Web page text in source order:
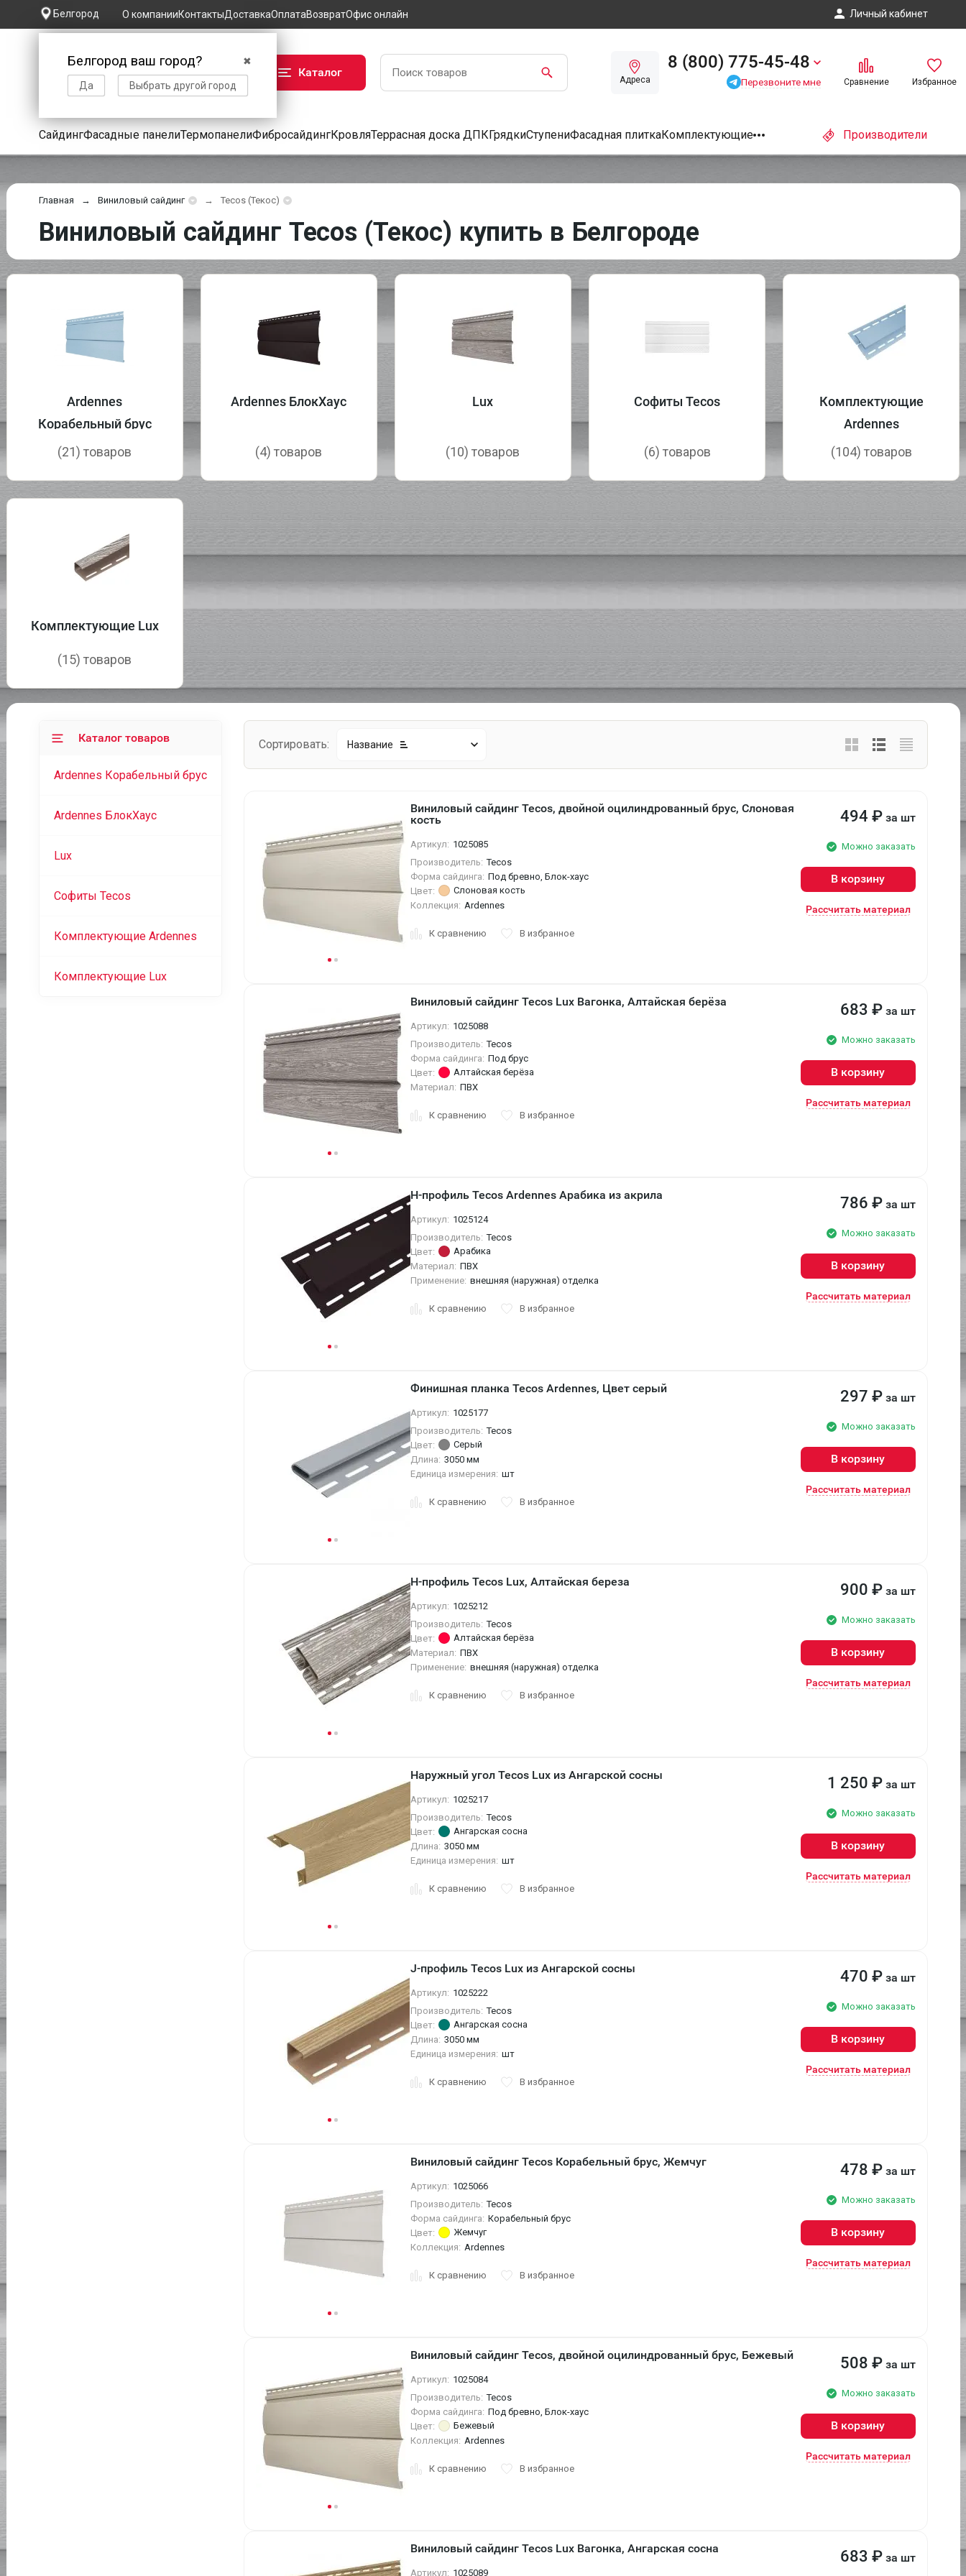
Белгород
✖
Белгород ваш город?
Да Выбрать другой город
О компанииКонтактыДоставкаОплатаВозвратОфис онлайн Личный кабинет
Каталог
Адреса
8 (800) 775-45-48
Перезвоните мне Сравнение Избранное
СайдингФасадные панелиТермопанелиФибросайдингКровляТеррасная доска ДПКГрядкиСтупениФасадная плиткаКомплектующие Производители
Главная Виниловый сайдинг Tecos (Текос)
Виниловый сайдинг Tecos (Текос) купить в Белгороде
Ardennes
Корабельный брус
(21) товаров
Ardennes БлокХаус
(4) товаров
Lux
(10) товаров
Софиты Tecos
(6) товаров
Комплектующие
Ardennes
(104) товаров
Комплектующие Lux
(15) товаров
Сортировать: Название
Виниловый сайдинг Tecos, двойной оцилиндрованный брус, Слоновая
кость
Артикул: 1025085
Производитель: Tecos
Форма сайдинга: Под бревно, Блок-хаус
Цвет:
Слоновая кость
Коллекция: Ardennes
К сравнению В избранное
494 ₽ за шт
Можно заказать
В корзину
Рассчитать материал
Виниловый сайдинг Tecos Lux Вагонка, Алтайская берёза
Артикул: 1025088
Производитель: Tecos
Форма сайдинга: Под брус
Цвет:
Алтайская берёза
Материал: ПВХ
К сравнению В избранное
683 ₽ за шт
Можно заказать
В корзину
Рассчитать материал
H-профиль Tecos Ardennes Арабика из акрила
Артикул: 1025124
Производитель: Tecos
Цвет:
Арабика
Материал: ПВХ
Применение: внешняя (наружная) отделка
К сравнению В избранное
786 ₽ за шт
Можно заказать
В корзину
Рассчитать материал
Финишная планка Tecos Ardennes, Цвет серый
Артикул: 1025177
Производитель: Tecos
Цвет:
Серый
Длина: 3050 мм
Единица измерения: шт
К сравнению В избранное
297 ₽ за шт
Можно заказать
В корзину
Рассчитать материал
H-профиль Tecos Lux, Алтайская береза
Артикул: 1025212
Производитель: Tecos
Цвет:
Алтайская берёза
Материал: ПВХ
Применение: внешняя (наружная) отделка
К сравнению В избранное
900 ₽ за шт
Можно заказать
В корзину
Рассчитать материал
Наружный угол Tecos Lux из Ангарской сосны
Артикул: 1025217
Производитель: Tecos
Цвет:
Ангарская сосна
Длина: 3050 мм
Единица измерения: шт
К сравнению В избранное
1 250 ₽ за шт
Можно заказать
В корзину
Рассчитать материал
J-профиль Tecos Lux из Ангарской сосны
Артикул: 1025222
Производитель: Tecos
Цвет:
Ангарская сосна
Длина: 3050 мм
Единица измерения: шт
К сравнению В избранное
470 ₽ за шт
Можно заказать
В корзину
Рассчитать материал
Виниловый сайдинг Tecos Корабельный брус, Жемчуг
Артикул: 1025066
Производитель: Tecos
Форма сайдинга: Корабельный брус
Цвет:
Жемчуг
Коллекция: Ardennes
К сравнению В избранное
478 ₽ за шт
Можно заказать
В корзину
Рассчитать материал
Виниловый сайдинг Tecos, двойной оцилиндрованный брус, Бежевый
Артикул: 1025084
Производитель: Tecos
Форма сайдинга: Под бревно, Блок-хаус
Цвет:
Бежевый
Коллекция: Ardennes
К сравнению В избранное
508 ₽ за шт
Можно заказать
В корзину
Рассчитать материал
Виниловый сайдинг Tecos Lux Вагонка, Ангарская сосна
Артикул: 1025089
683 ₽ за шт
Каталог товаров
Ardennes Корабельный брус
Ardennes БлокХаус
Lux
Софиты Tecos
Комплектующие Ardennes
Комплектующие Lux